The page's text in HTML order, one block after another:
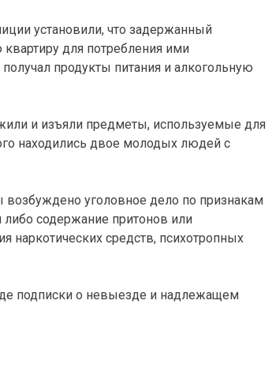
установили, что задержанный
для потребления ими
продукты питания и алкогольную
и изъяли предметы, используемые для
находились двое молодых людей с
уголовное дело по признакам
либо содержание притонов или
наркотических средств, психотропных
подписки о невыезде и надлежащем